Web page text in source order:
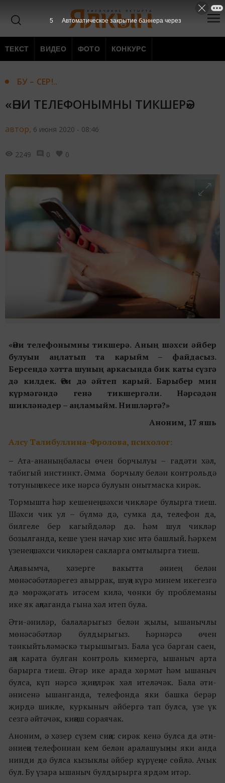
ТЕКСТ ВИДЕО ФОТО КОНКУРС
БУ – СЕР!..
«ӘНИ ТЕЛЕФОНЫМНЫ ТИКШЕРӘ»
автор, 6 июня 2020 - 08:46
2249 0 0
«Әни телефонымны тикшерә. Аның шәхси әйбер
булуын аңлатып та карыйм – файдасыз.
Берсендә хәтта шуның аркасында бик каты сүзгә
дә килдек. Әти дә әйтеп карый. Барыбер мин
күрмәгәндә генә тикшергәли. Нәрсәдән
шикләнәдер – аңламыйм. Нишләргә?»
Аноним, 17 яшь
Алсу Талибуллина-Фролова, психолог:
–Ата-ананың баласы өчен борчылуы – гадәти хәл,
табигый инстинкт. Әмма борчылу белән контрольдә
тотуның икесе ике нәрсә булуын онытмаска кирәк.
Тормышта һәр кешенең шәхси чикләре булырга тиеш.
Шәхси чик ул – бүлмә дә, сумка да, телефон да,
билгеле бер кагыйдәләр дә. Һәм шул чикләр
бозылганда, кеше үзен начар хис итә башлый. Һәркем
үзенең шәхси чикләрен сакларга омтылырга тиеш.
Аңлавымча, хәзерге вакытта әниең белән
мөнәсәбәтләрегез авыррак, шуңа күрә минем икегезгә
дә мөрәҗәгать итәсем килә, чөнки бу проблеманы
ике як аңлаганда гына хәл итеп була.
Әти-әниләр, балаларыгыз белән җылы, ышанычлы
мөнәсәбәтләр булдырыгыз. Һәрнәрсә өчен
тәнкыйтьләмәскә тырышыгыз. Бала үсә барган саен,
аңа карата булган контроль кимергә, ышаныч арта
барырга тиеш. Әгәр ике арада хөрмәт һәм ышаныч
булса, күп нәрсә җиңелрәк хәл ителәчәк. Бала әти-
әнисенә ышанганда, телефонда яки башка берәр
җирдә шикле, куркыныч әйбергә тап булса, үзе үк
сезгә әйтәчәк, киңәш сораячак.
Аноним, ә хәзер сүзем сиңа: сирәк кенә булса да әти-
әниеңә телефоннан кем белән аралашуыңны яки анда
нинди дә булса кызыклы әйбер күрүеңне сөйлә. Ачык
бул. Бу үзара ышаныч булдырырга ярдәм итәр.
3 Автоматическое закрытие баннера через